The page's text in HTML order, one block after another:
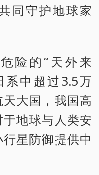
同守护地球家
险的“天外来
系中超过3.5万
大国，我国高
地球与人类安
星防御提供中